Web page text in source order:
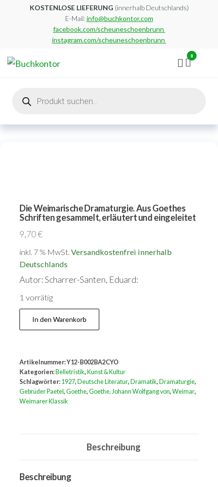
KOSTENLOSE LIEFERUNG (innerhalb Deutschlands)
E-Mail:info@buchkontor.com
facebook.com/scheuneschoenbrunn
instagram.com/scheuneschoenbrunn
0
search
Die Weimarische Dramaturgie. Aus Goethes
Schriften gesammelt, erläutert und eingeleitet
9,70€
inkl. 7 % MwSt. Versandkostenfrei innerhalb
Deutschlands
Autor: Scharrer-Santen, Eduard:
1 vorrätig
Weimarische
Goethes
Schriften
gesammelt,
In den Warenkorb
Artikelnummer:Y12-B002BA2CYO
Kategorien: Belletristik, Kunst & Kultur
Schlagwörter: 1927, Deutsche Literatur, Dramatik, Dramaturgie,
Gebrüder Paetel , Goethe, Goethe, Johann Wolfgang von, Weimar,
Weimarer Klassik
Beschreibung
Beschreibung